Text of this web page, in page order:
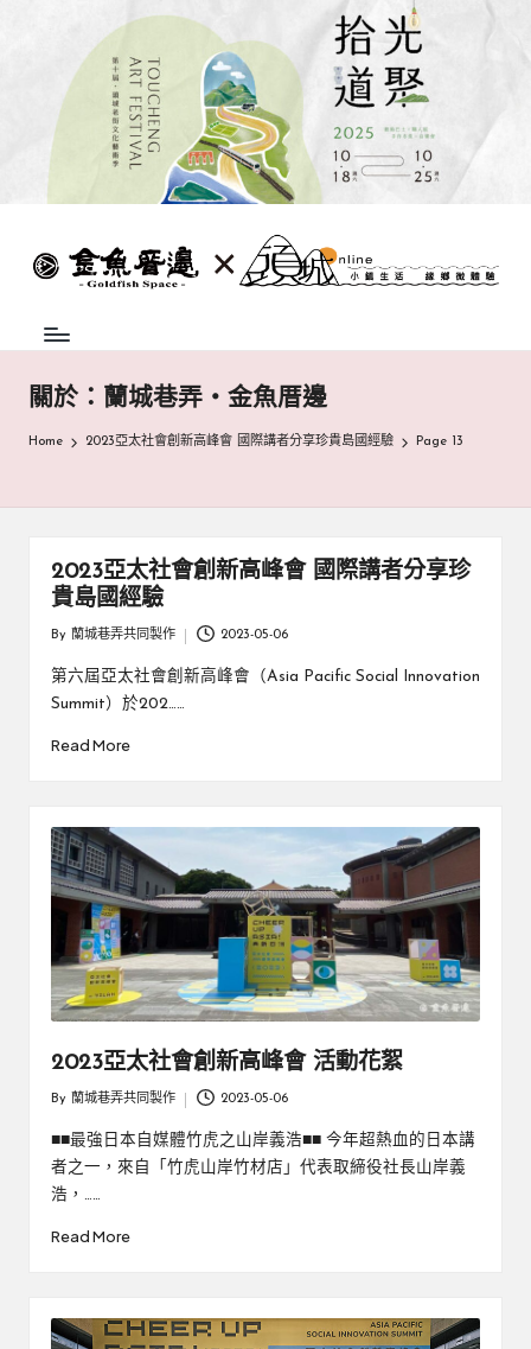
蘭
巷
弄
|
魚
邊
緣
鄉
微
驗
城
中
組
致
關於：蘭城巷弄‧金魚厝邊
Home 2023亞太社會創新高峰會 國際講者分享珍貴島國經驗 Page 13
2023亞太社會創新高峰會 國際講者分享珍
貴島國經驗
by
By 蘭城巷弄共同製作 2023-05-06
第六屆亞太社會創新高峰會（Asia Pacific Social Innovation
Summit）於202……
Read More
2023亞太社會創新高峰會 活動花絮
by
By 蘭城巷弄共同製作 2023-05-06
■■最強日本自媒體竹虎之山岸義浩■■ 今年超熱血的日本講
者之一，來自「竹虎山岸竹材店」代表取締役社長山岸義
浩，……
Read More